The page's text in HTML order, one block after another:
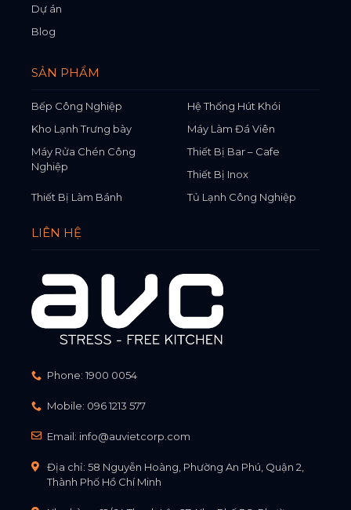
Dự án
Blog
SẢN PHẨM
Bếp Công Nghiệp
Hệ Thống Hút Khói
Kho Lạnh Trưng bày
Máy Làm Đá Viên
Máy Rửa Chén Công
Nghiệp
Thiết Bị Bar – Cafe
Thiết Bị Inox
Thiết Bị Làm Bánh
Tủ Lạnh Công Nghiệp
LIÊN HỆ
Phone: 1900 0054
Mobile: 096 1213 577
Email: info@auvietcorp.com
Địa chỉ: 58 Nguyễn Hoàng, Phường An Phú, Quận 2,
Thành Phố Hồ Chí Minh